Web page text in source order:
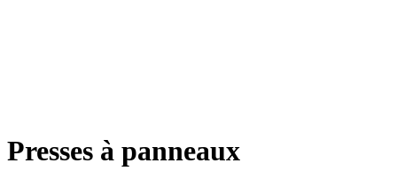
Presses à panneaux